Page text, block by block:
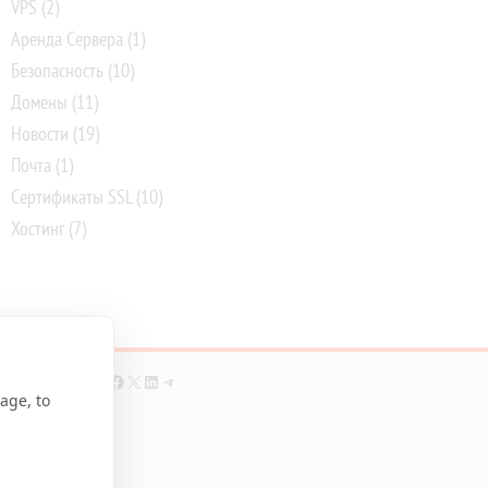
VPS (2)
Аренда Сервера (1)
Безопасность (10)
Домены (11)
Новости (19)
Почта (1)
Сертификаты SSL(10)
Хостинг (7)
Facebook
X LinkedInTelegram
to